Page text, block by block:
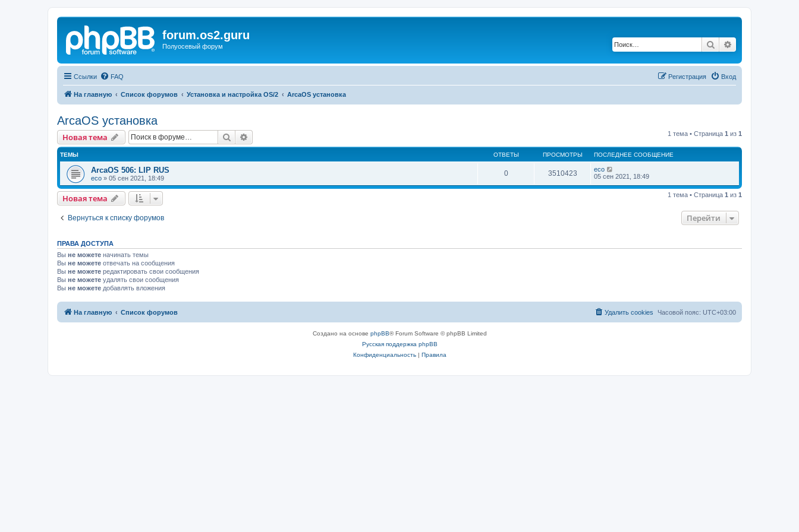
forum.os2.guru
Полуосевый форум Поиск
Ссылки FAQ Вход
Регистрация
На главную Список форумов Установка и настройка OS/2 ArcaOS установка
ArcaOS установка
Новая тема Поиск 1 тема • Страница 1 из 1
ТЕМЫ ОТВЕТЫ ПРОСМОТРЫ ПОСЛЕДНЕЕ СООБЩЕНИЕ
ArcaOS 506: LIP RUS
eco » 05 сен 2021, 18:49
0 3510423
eco
05 сен 2021, 18:49
Новая тема 1 тема • Страница 1 из 1
Вернуться к списку форумов Перейти
ПРАВА ДОСТУПА
Вы не можете начинать темы
Вы не можете отвечать на сообщения
Вы не можете редактировать свои сообщения
Вы не можете удалять свои сообщения
Вы не можете добавлять вложения
На главную Список форумов Часовой пояс: UTC+03:00
Удалить cookies
Создано на основе phpBB® Forum Software © phpBB Limited
Русская поддержка phpBB
Конфиденциальность| Правила